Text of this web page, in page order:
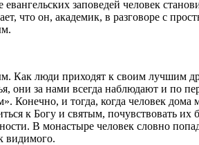
заповедей человек
что он, академик, в разговоре с
Как люди приходят к своим лучшим
за нами всегда наблюдают и по
и тогда, когда человек дома
к Богу и святым, почувствовать их
В монастыре человек словно
видимого.